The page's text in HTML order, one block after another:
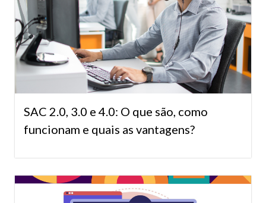
SAC 2.0, 3.0 e 4.0: O que são, como
funcionam e quais as vantagens?